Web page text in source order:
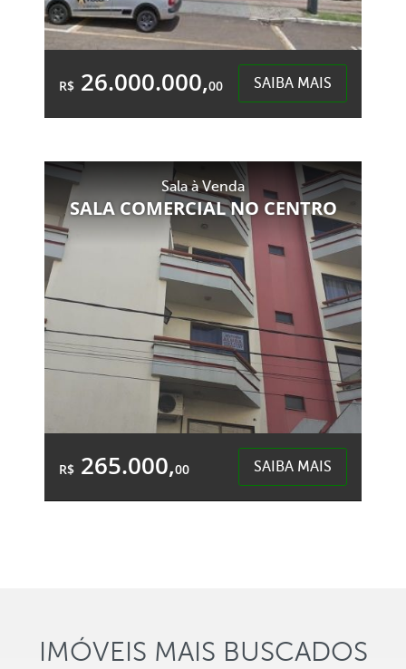
R$ 26.000.000,00 SAIBA MAIS
3.540,00m²
Privativa:
3.540,00m²
Centro - Chapecó
Sala à Venda
SALA COMERCIAL NO CENTRO
R$ 265.000,00 SAIBA MAIS
IMÓVEIS MAIS BUSCADOS